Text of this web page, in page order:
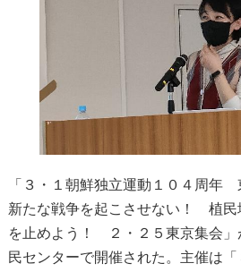
「３・１朝鮮独立運動１０４周年
新たな戦争を起こさせない！ 植民
を止めよう！ ２・２５東京集会」
民センターで開催された。主催は「